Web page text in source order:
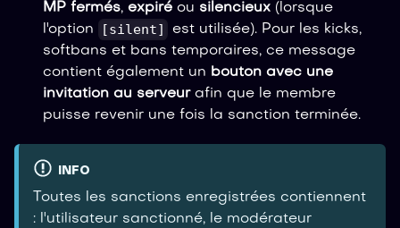
MP fermés, expiré ou silencieux (lorsque
l'option
[silent]
est utilisée). Pour les kicks,
softbans et bans temporaires, ce message
contient également un bouton avec une
invitation au serveurafin que le membre
puisse revenir une fois la sanction terminée.
INFO
Toutes les sanctions enregistrées contiennent
: l'utilisateur sanctionné, le modérateur